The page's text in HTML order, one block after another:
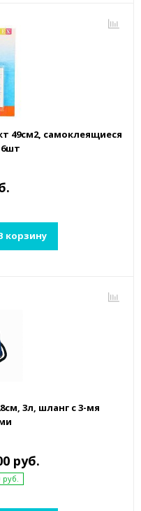
49см2, самоклеящиеся
корзину
3л, шланг с 3-мя
руб.
руб.